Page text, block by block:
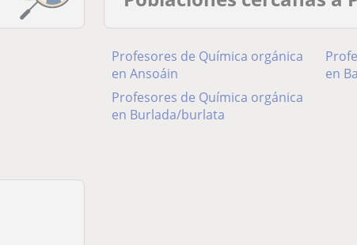
Profesores de Química orgánica
en Ansoáin
en
Profesores de Química orgánica
en Burlada/burlata